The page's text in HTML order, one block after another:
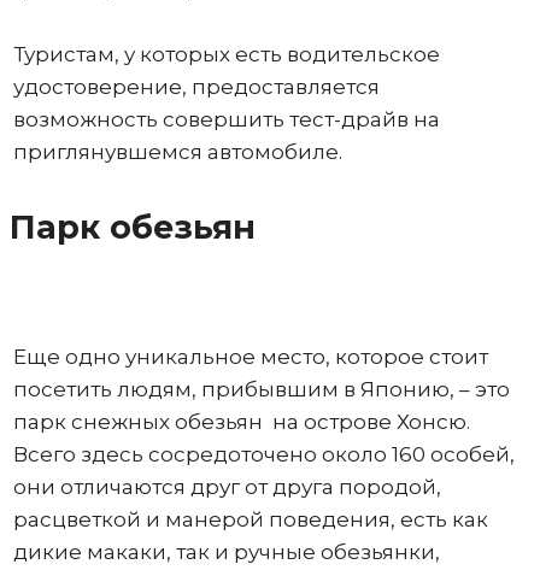
Туристам, у которых есть водительское
удостоверение, предоставляется
возможность совершить тест-драйв на
приглянувшемся автомобиле.
Парк обезьян
Еще одно уникальное место, которое стоит
посетить людям, прибывшим в Японию, – это
парк снежных обезьян на острове Хонсю.
Всего здесь сосредоточено около 160 особей,
они отличаются друг от друга породой,
расцветкой и манерой поведения, есть как
дикие макаки, так и ручные обезьянки,